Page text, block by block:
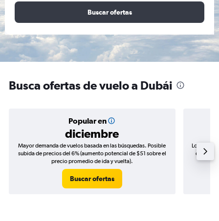
Buscar ofertas
Busca ofertas de vuelo a Dubái
Popular en
diciembre
Mayor demanda de vuelos basada en las búsquedas. Posible
subida de precios del 6% (aumento potencial de $51 sobre el
precio promedio de ida y vuelta).
Buscar ofertas
Los
de